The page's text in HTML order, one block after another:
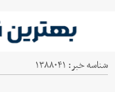
شناسه خبر: ۱۳۸۸۰۴۱